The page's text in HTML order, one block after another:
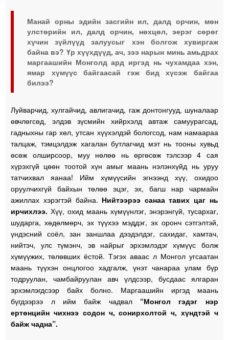
Манай орны эдийн засгийн ил, далд орчин, мөн
улстөрийн ил, далд орчин, нөхцөл, эерэг сөрөг
хүчин зүйлүүд залуусыг хэн болгож хувиргаж
байна вэ? Үр хүүхдүүд, ач, зээ нарын минь амьдрах
маргаашийн Монголд ард иргэд нь чухамдаа хэн,
ямар хүмүүс байгаасай гэж бид хүсэж байгаа
билээ?
Луйварчид, хулгайчид, авлигачид, гаж донтонгууд, шуналаар
өвчлөгсөд, элдэв зүсмийн хийрхэлд автаж самуурагсад,
гадныхны гар хөл, утсан хүүхэлдэй бологсод, нам намаараа
талцаж, тэмцэлдэж хагалан бутлагчид мэт нь тооны хувьд
өсөж олширсоор, муу нөлөө нь өргөсөж тэлсээр 4 сая
хүрэхгүй цөөн тоотой хүн амыг маань нэлэнхүйд нь уруу
татчихвал яанаа! Ийм хүмүүсийн эгнээнд хүү, охидоо
оруулчихгүй байхын төлөө эцэг, эх, багш нар чармайн
ажиллах хэрэгтэй байна. Нийтээрээ санаа тавих цаг нь
ирчихлээ.Хүү, охид маань хүмүүнлэг, энэрэнгүй, тусархаг,
шударга, хөдөлмөрч, эх түүхээ мэддэг, эх оронч сэтгэлтэй,
үндэсний соёл, зан заншлаа дээдэлдэг, сахидаг, хамтач,
нийтэч, улс түмэнч, эв найрыг эрхэмлэдэг хүмүүс болж
хүмүүжих, төлөвших ёстой. Тэгэх аваас л Монгол угсаатан
маань түүхэн онцлогоо хадгалж, үнэт чанараа улам бүр
тодруулан, чамбайруулан авч үлдсээр, бусдаас ялгаран
эрхэмлэгдсээр байх болно. Маргаашийн иргэд маань
бүгдээрээ л ийм байж чадвал “Монгол гэдэг нэр
ертөнцийн чихнээ содон ч, сонирхолтой ч, хүндтэй ч
байж чадна”.